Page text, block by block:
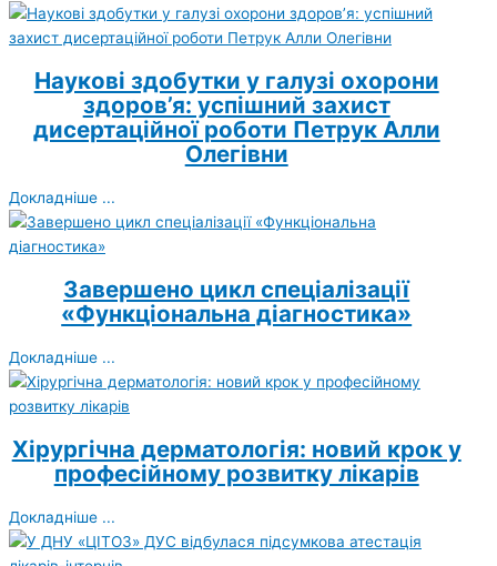
Наукові здобутки у галузі охорони
здоров’я: успішний захист
дисертаційної роботи Петрук Алли
Олегівни
Докладніше ...
Завершено цикл спеціалізації
«Функціональна діагностика»
Докладніше ...
Хірургічна дерматологія: новий крок у
професійному розвитку лікарів
Докладніше ...